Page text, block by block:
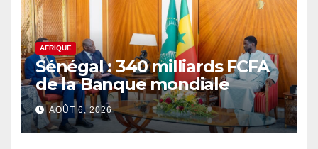
AFRIQUE
Sénégal : 340 milliards FCFA
de la Banque mondiale
AOÛT 6, 2026